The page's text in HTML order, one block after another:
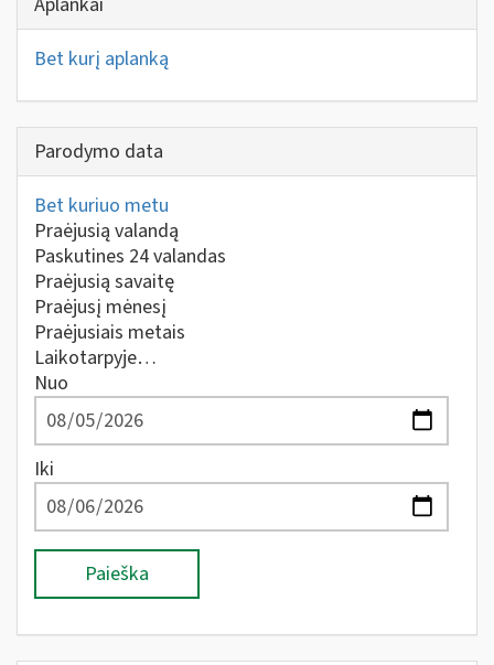
Bet kurį aplanką
Parodymo data
Bet kuriuo metu
Praėjusią valandą
Paskutines 24 valandas
Praėjusią savaitę
Praėjusį mėnesį
Praėjusiais metais
Laikotarpyje…
Nuo
Iki
Paieška